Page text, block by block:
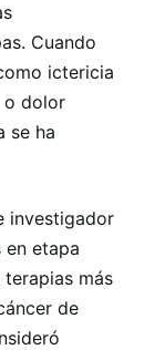
Cuando
ictericia
o dolor
se ha
investigador
en etapa
más
de